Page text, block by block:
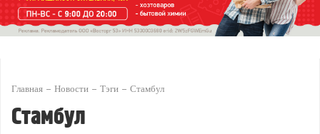
Главная Новости Тэги Стамбул
Стамбул